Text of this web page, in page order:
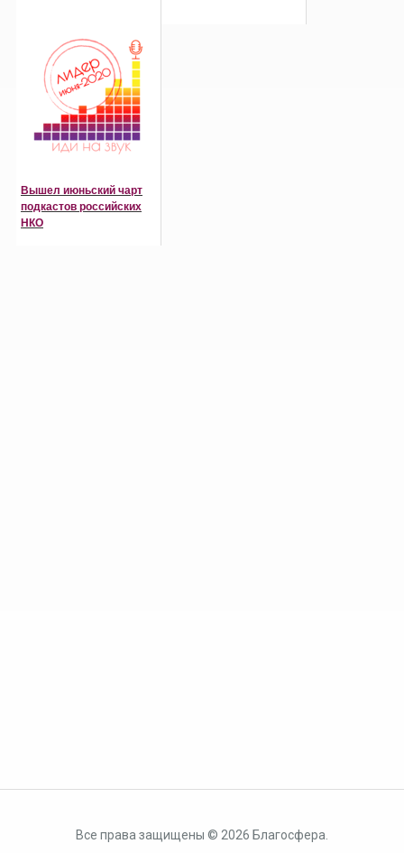
Вышел июньский чарт
подкастов российских
НКО
Все права защищены © 2026 Благосфера.